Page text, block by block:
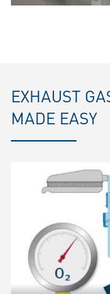
EXHAUST
MADE EASY